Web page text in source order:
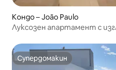
Кондо – João Paulo
Луксозен апартамент с
Супердомакин
Супердомакин